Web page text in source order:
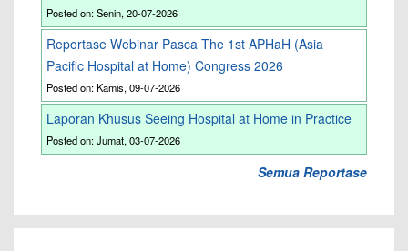
Posted on: Senin, 20-07-2026
Reportase Webinar Pasca The 1st APHaH (Asia
Pacific Hospital at Home) Congress 2026
Posted on: Kamis, 09-07-2026
Laporan Khusus Seeing Hospital at Home in Practice
Posted on: Jumat, 03-07-2026
Semua Reportase